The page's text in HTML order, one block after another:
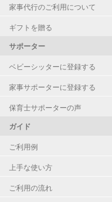
家事代行のご利用について
ギフトを贈る
サポーター
ベビーシッターに登録する
家事サポーターに登録する
保育士サポーターの声
ガイド
ご利用例
上手な使い方
ご利用の流れ